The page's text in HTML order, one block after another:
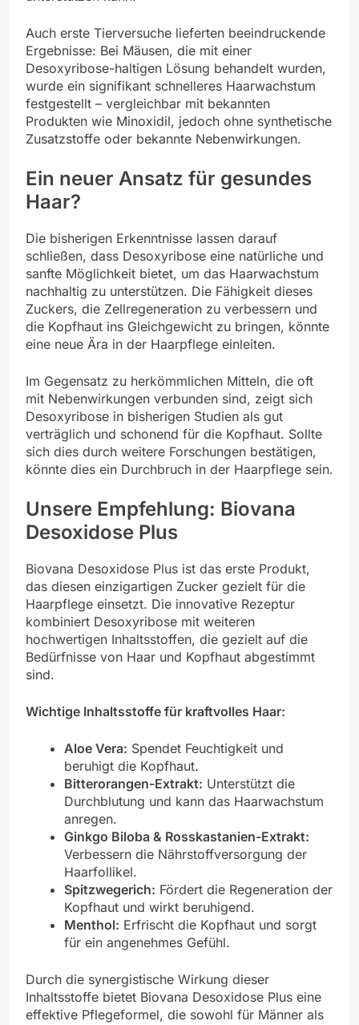
Auch erste Tierversuche lieferten beeindruckende
Ergebnisse: Bei Mäusen, die mit einer
Desoxyribose-haltigen Lösung behandelt wurden,
wurde ein signifikant schnelleres Haarwachstum
festgestellt – vergleichbar mit bekannten
Produkten wie Minoxidil, jedoch ohne synthetische
Zusatzstoffe oder bekannte Nebenwirkungen.
Ein neuer Ansatz für gesundes
Haar?
Die bisherigen Erkenntnisse lassen darauf
schließen, dass Desoxyribose eine natürliche und
sanfte Möglichkeit bietet, um das Haarwachstum
nachhaltig zu unterstützen. Die Fähigkeit dieses
Zuckers, die Zellregeneration zu verbessern und
die Kopfhaut ins Gleichgewicht zu bringen, könnte
eine neue Ära in der Haarpflege einleiten.
Im Gegensatz zu herkömmlichen Mitteln, die oft
mit Nebenwirkungen verbunden sind, zeigt sich
Desoxyribose in bisherigen Studien als gut
verträglich und schonend für die Kopfhaut. Sollte
sich dies durch weitere Forschungen bestätigen,
könnte dies ein Durchbruch in der Haarpflege sein.
Unsere Empfehlung: Biovana
Desoxidose Plus
Biovana Desoxidose Plus ist das erste Produkt,
das diesen einzigartigen Zucker gezielt für die
Haarpflege einsetzt. Die innovative Rezeptur
kombiniert Desoxyribose mit weiteren
hochwertigen Inhaltsstoffen, die gezielt auf die
Bedürfnisse von Haar und Kopfhaut abgestimmt
sind.
Wichtige Inhaltsstoffe für kraftvolles Haar:
Aloe Vera: Spendet Feuchtigkeit und
beruhigt die Kopfhaut.
Bitterorangen-Extrakt: Unterstützt die
Durchblutung und kann das Haarwachstum
anregen.
Ginkgo Biloba & Rosskastanien-Extrakt:
Verbessern die Nährstoffversorgung der
Haarfollikel.
Spitzwegerich: Fördert die Regeneration der
Kopfhaut und wirkt beruhigend.
Menthol: Erfrischt die Kopfhaut und sorgt
für ein angenehmes Gefühl.
Durch die synergistische Wirkung dieser
Inhaltsstoffe bietet Biovana Desoxidose Plus eine
effektive Pflegeformel, die sowohl für Männer als